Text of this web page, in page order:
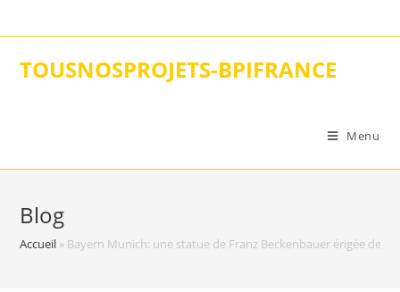
to
TOUSNOSPROJETS-BPIFRANCE
Menu
Blog
Accueil » Bayern Munich: une statue de Franz Beckenbauer érigée